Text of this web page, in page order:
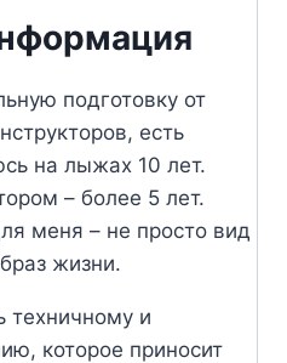
подготовку от
есть
на лыжах 10 лет.
– более 5 лет.
меня – не просто вид
жизни.
техничному и
которое приносит